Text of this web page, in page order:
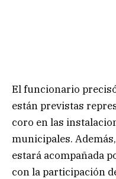
El funcionario
están previstas
coro en las
municipales.
estará acompañada
con la participación